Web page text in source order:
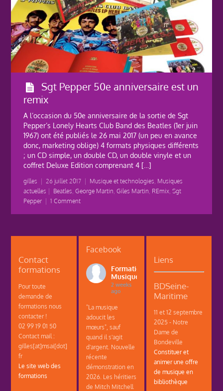
Sgt Pepper 50e anniversaire est un
remix
A l’occasion du 50e anniversaire de la sortie de Sgt
Pepper’s Lonely Hearts Club Band des Beatles (1er juin
1967) ont été publiés le 26 mai 2017 (un peu en avance
donc, marketing oblige) 4 formats physiques différents
; un CD simple, un double CD, un double vinyle et un
coffret Deluxe Edition comprenant 4 […]
gilles | 26 juillet 2017 | Musique et technologies Musiques
actuelles | Beatles George Martin Giles Martin REmix Sgt
Pepper | 1 Comment
Contact
formations
Pour toute
demande de
formations nous
contacter !
02 99 19 01 50
Contact mail :
gilles[at]msai[dot]
fr
Le site web des
formations
Facebook
Formations
Musique
2 weeks
ago
"La musique
adoucit les
mœurs", sauf
quand il s'agit
d'argent. Nouvelle
récente
démonstration en
2026. Les héritiers
de Mitch Mitchell
Liens
BDSeine-
Maritime
11 et 12 septembre
2025 - Notre
Dame de
Bondeville
Constituer et
animer une offre
de musique en
bibliothèque